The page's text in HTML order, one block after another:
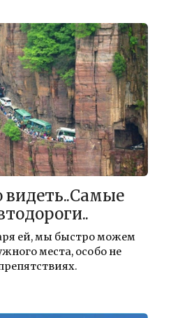
ей, мы быстро можем
места, особо не